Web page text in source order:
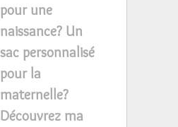
pour une
naissance? Un
sac personnalisé
pour la
maternelle?
Découvrez ma